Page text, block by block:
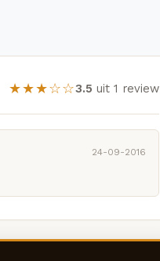
★★★☆☆3.5 uit 1 review
24-09-2016